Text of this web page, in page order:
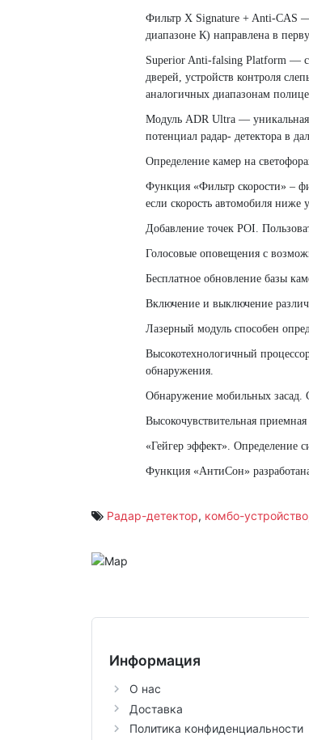
Фильтр X Signature + Anti-CAS
диапазоне К) направлена в
Superior Anti-falsing Platform —
дверей, устройств контроля
аналогичных диапазонам
Модуль ADR Ultra — уникальная
потенциал радар- детектора в
Определение камер на
Функция «Фильтр скорости» –
если скорость автомобиля ниже
Добавление точек POI.
Голосовые оповещения с
Бесплатное обновление базы
Включение и выключение
Лазерный модуль способен
Высокотехнологичный
обнаружения.
Обнаружение мобильных
Высокочувствительная
«Гейгер эффект». Определение
Функция «АнтиСон»
Радар-детектор, комбо-устройство
Информация
О нас
Доставка
Политика конфиденциальности